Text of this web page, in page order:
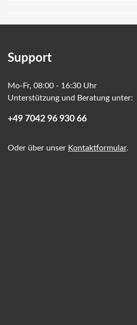
Support
Mo-Fr, 08:00 - 16:30 Uhr
Unterstützung und Beratung unter:
+49 7042 96 930 66
Oder über unser Kontaktformular.